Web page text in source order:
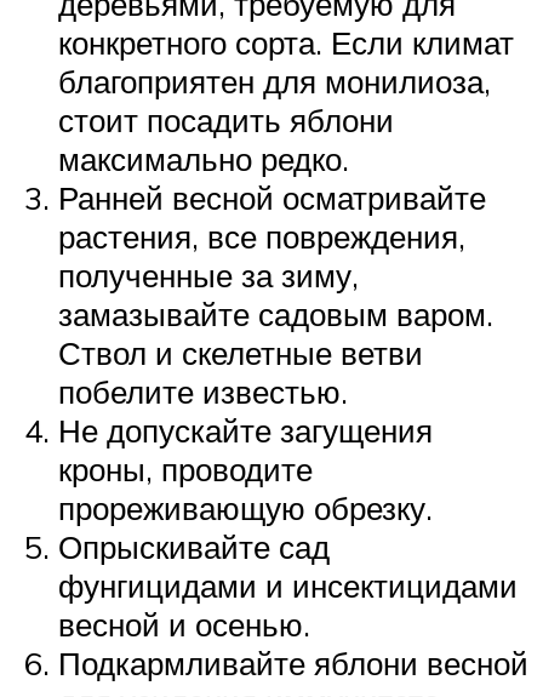
конкретного сорта. Если климат
благоприятен для монилиоза,
стоит посадить яблони
максимально редко.
Ранней весной осматривайте
растения, все повреждения,
полученные за зиму,
замазывайте садовым варом.
Ствол и скелетные ветви
побелите известью.
Не допускайте загущения
кроны, проводите
прореживающую обрезку.
Опрыскивайте сад
фунгицидами и инсектицидами
весной и осенью.
Подкармливайте яблони весной